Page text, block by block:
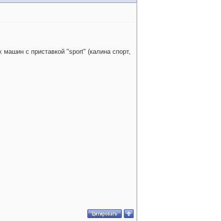
с приставкой "sport" (калина спорт,